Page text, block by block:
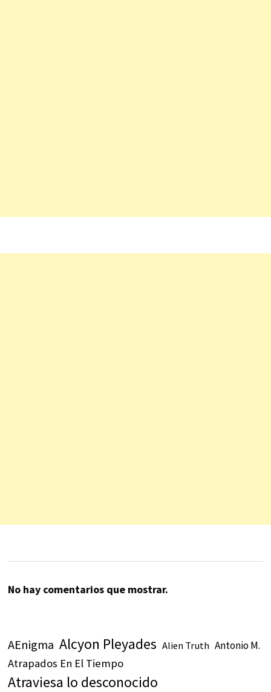
No hay comentarios que mostrar.
AEnigma Alcyon Pleyades Alien Truth Antonio M.
Atrapados En El Tiempo
Atraviesa lo desconocido